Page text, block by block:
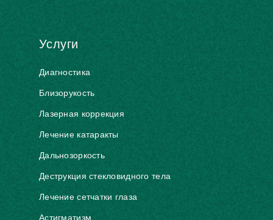
Услуги
Диагностика
Близорукость
Лазерная коррекция
Лечение катаракты
Дальнозоркость
Деструкция стекловидного тела
Лечение сетчатки глаза
Астигматизм